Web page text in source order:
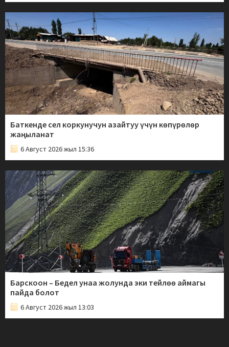
Баткенде сел коркунучун азайтуу үчүн көпүрөлөр
жаңыланат
6 Август 2026 жыл 15:36
Барскоон – Бедел унаа жолунда эки тейлөө аймагы
пайда болот
6 Август 2026 жыл 13:03